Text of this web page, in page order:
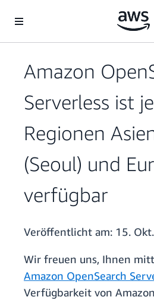
Überspringen zum Hauptinhalt
Amazon
Serverless ist
Regionen
(Seoul) und
verfügbar
Veröffentlicht am: 15.
Wir freuen uns, Ihnen
Amazon OpenSearch
Verfügbarkeit von